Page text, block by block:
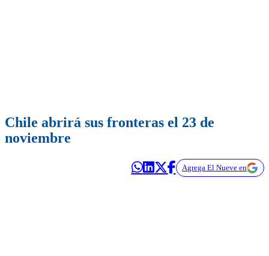
Chile abrirá sus fronteras el 23 de
noviembre
Agrega El Nueve en